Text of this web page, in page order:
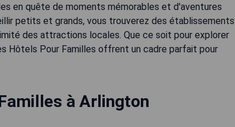
en quête de moments mémorables et d'aventures
petits et grands, vous trouverez des établissements
des attractions locales. Que ce soit pour explorer
Hôtels Pour Familles offrent un cadre parfait pour
à Arlington